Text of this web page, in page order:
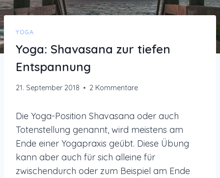
YOGA
Yoga: Shavasana zur tiefen
Entspannung
21. September 2018 2 Kommentare
Die Yoga-Position Shavasana oder auch
Totenstellung genannt, wird meistens am
Ende einer Yogapraxis geübt. Diese Übung
kann aber auch für sich alleine für
zwischendurch oder zum Beispiel am Ende